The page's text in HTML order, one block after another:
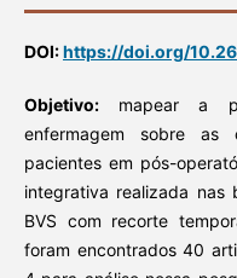
DOI:https://doi.org/
Objetivo: mapear a
enfermagem sobre as
pacientes em pós-
integrativa realizada nas
BVS com recorte
foram encontrados 40